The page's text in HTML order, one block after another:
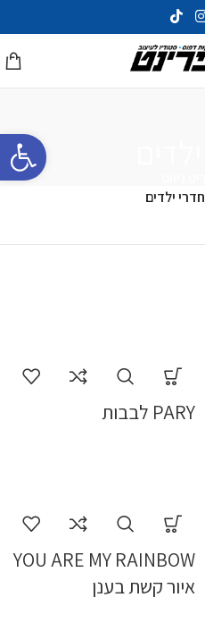
חדרי ילדים
PARY לבבות
YOU ARE MY RAINBOW
איור קשת בענן
פתח